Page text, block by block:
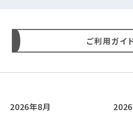
ご利用ガイ
2026年8月